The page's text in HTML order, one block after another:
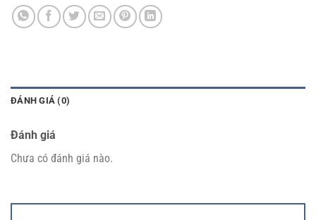
ĐÁNH GIÁ (0)
Đánh giá
Chưa có đánh giá nào.